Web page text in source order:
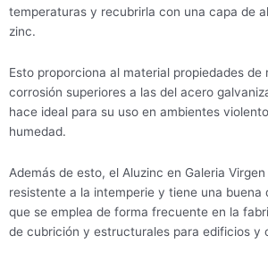
temperaturas y recubrirla con una capa de
zinc.
Esto proporciona al material propiedades de
corrosión superiores a las del acero
hace ideal para su uso en ambientes
humedad.
Además de esto, el Aluzinc en Galeria
resistente a la intemperie y tiene una buena
que se emplea de forma frecuente en la
de cubrición y estructurales para edificios y